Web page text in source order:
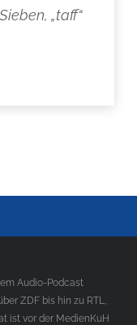
„taff“
Audio-Podcast
ZDF bis hin zu RTL,
ist vor der MedienKuH